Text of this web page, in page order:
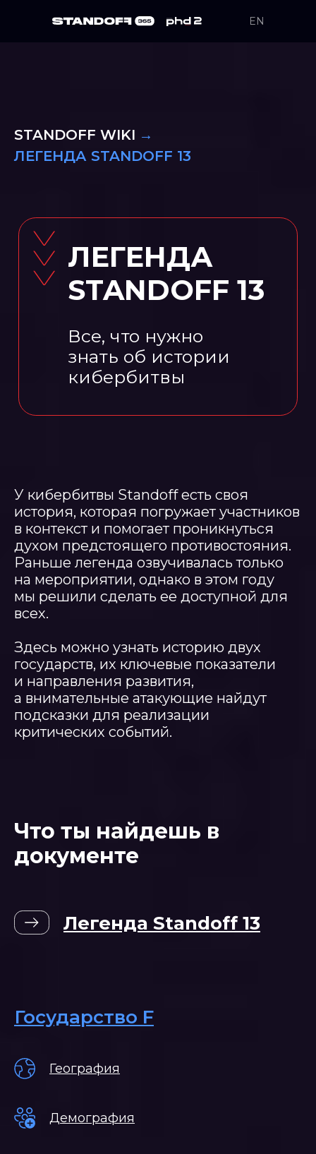
EN
STANDOFF WIKI →
ЛЕГЕНДА STANDOFF 13
STANDOFF 13
Все, что нужно
знать об истории
кибербитвы
У кибербитвы Standoff есть своя
история, которая погружает участников
в контекст и помогает проникнуться
духом предстоящего противостояния.
Раньше легенда озвучивалась только
на мероприятии, однако в этом году
мы решили сделать ее доступной для
всех.
Здесь можно узнать историю двух
государств, их ключевые показатели
и направления развития,
а внимательные атакующие найдут
подсказки для реализации
критических событий.
Что ты найдешь в
документе
Легенда Standoff 13
Государство F
География
Демография